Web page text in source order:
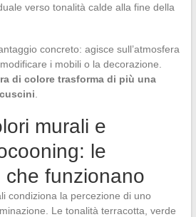
verso tonalità calde alla fine della
concreto: agisce sull’atmosfera
i mobili o la decorazione.
di colore trasforma di più una
murali e
le
che funzionano
condiziona la percezione di uno
Le tonalità terracotta, verde